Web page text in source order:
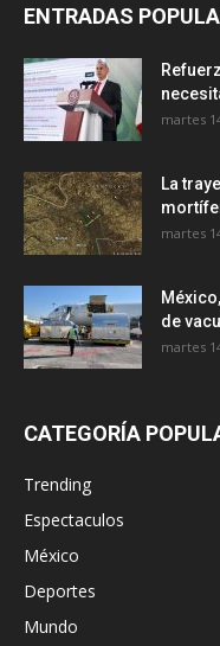
ENTRADAS
martes
La
martes
de
martes
CATEGORÍA
Trending
Espectaculos
México
Deportes
Mundo